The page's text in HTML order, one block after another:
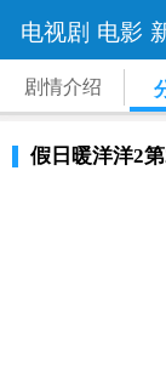
电视剧 电影
剧情介绍
假日暖洋洋2